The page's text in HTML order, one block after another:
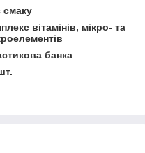
смаку
вітамінів, мікро- та
банка